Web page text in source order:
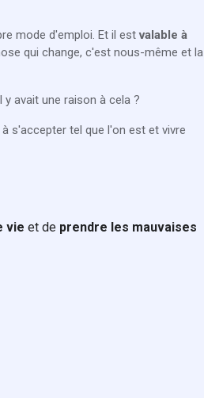
mode d'emploi. Et il estvalable à
qui change, c'est nous-même et la
avait une raison à cela ?
s'accepter tel que l'on est et vivre
vie et de prendre les mauvaises